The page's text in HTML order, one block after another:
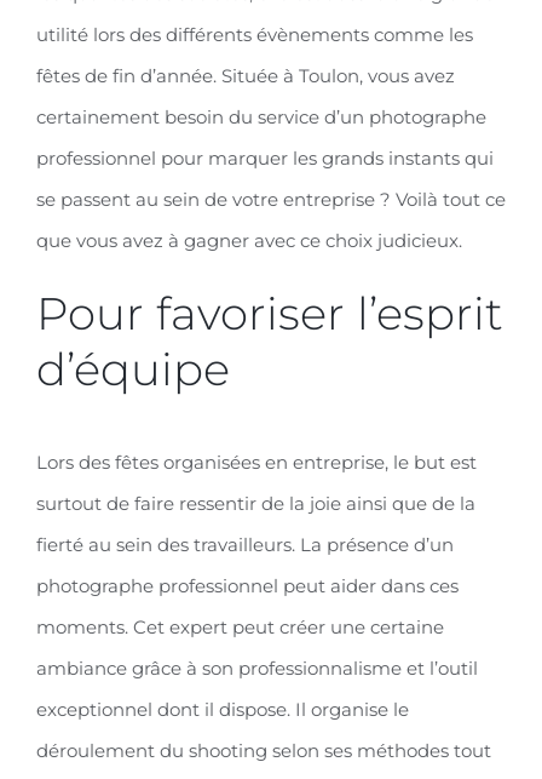
utilité lors des différents évènements comme les
fêtes de fin d’année. Située à Toulon, vous avez
certainement besoin du service d’un photographe
professionnel pour marquer les grands instants qui
se passent au sein de votre entreprise ? Voilà tout ce
que vous avez à gagner avec ce choix judicieux.
Pour favoriser l’esprit
d’équipe
Lors des fêtes organisées en entreprise, le but est
surtout de faire ressentir de la joie ainsi que de la
fierté au sein des travailleurs. La présence d’un
photographe professionnel peut aider dans ces
moments. Cet expert peut créer une certaine
ambiance grâce à son professionnalisme et l’outil
exceptionnel dont il dispose. Il organise le
déroulement du shooting selon ses méthodes tout